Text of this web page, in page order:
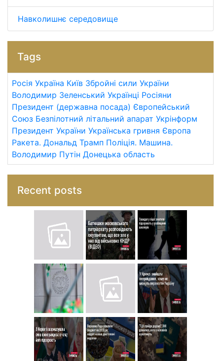
Навколишнє середовище
Tags
Росія Україна Київ Збройні сили України
Володимир Зеленський Українці Росіяни
Президент (державна посада) Європейський
Союз Безпілотний літальний апарат Укрінформ
Президент України Українська гривня Європа
Ракета. Дональд Трамп Поліція. Машина.
Володимир Путін Донецька область
Recent posts